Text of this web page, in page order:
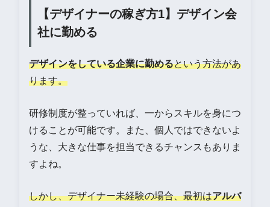
【デザイナーの稼ぎ方1】デザイン会
社に勤める
デザインをしている企業に勤めるという方法があ
ります。
研修制度が整っていれば、一からスキルを身につ
けることが可能です。また、個人ではできないよ
うな、大きな仕事を担当できるチャンスもありま
すよね。
しかし、デザイナー未経験の場合、最初はアルバ